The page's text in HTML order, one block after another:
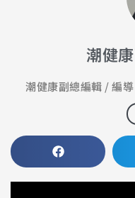
潮健
潮健康副總編輯 / 編